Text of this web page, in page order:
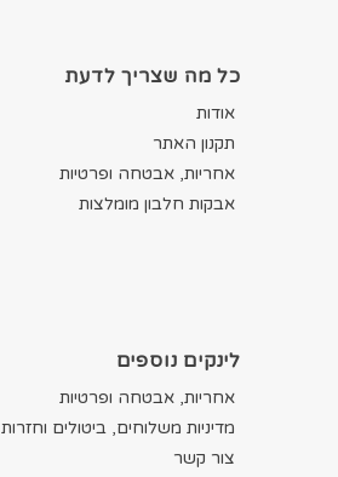
כל מה שצריך לדעת
אודות
תקנון האתר
אחריות, אבטחה ופרטיות
אבקות חלבון מומלצות
לינקים נוספים
אחריות, אבטחה ופרטיות
מדיניות משלוחים, ביטולים וחזרות
צור קשר